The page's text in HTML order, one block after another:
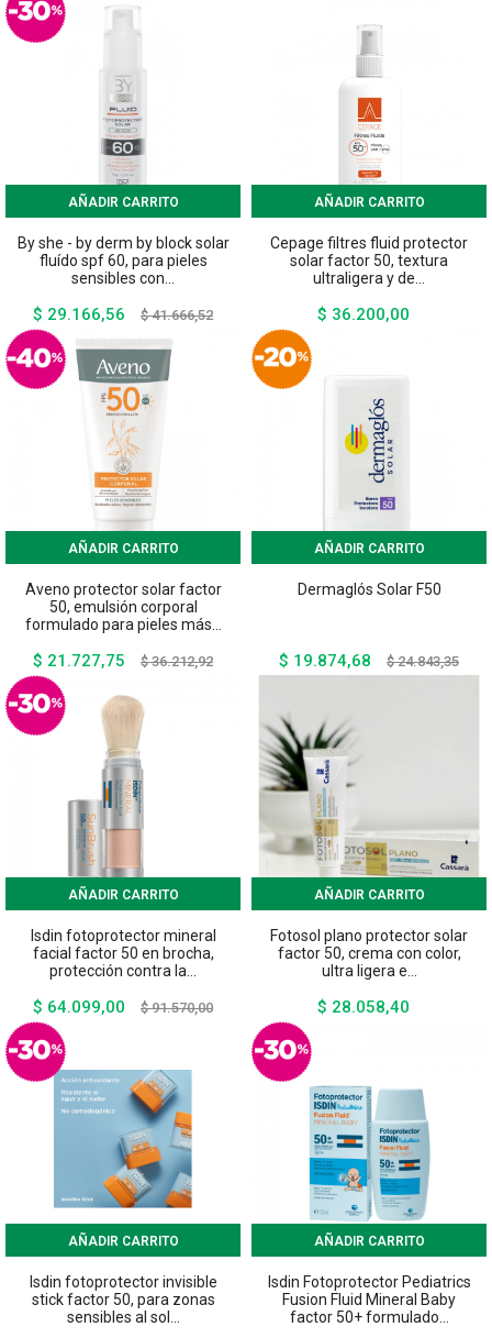
AÑADIR CARRITO
By she - by derm by block solar
fluído spf 60, para pieles
sensibles con...
$ 29.166,56
Precio
$ 41.666,52Precio
AÑADIR CARRITO
Cepage filtres fluid protector
solar factor 50, textura
ultraligera y de...
$ 36.200,00
AÑADIR CARRITO
Aveno protector solar factor
50, emulsión corporal
formulado para pieles más...
$ 21.727,75
Precio
$ 36.212,92Precio
AÑADIR CARRITO
Dermaglós Solar F50
$ 19.874,68
Precio
base
$ 24.843,35
AÑADIR CARRITO
Isdin fotoprotector mineral
facial factor 50 en brocha,
protección contra la...
$ 64.099,00
Precio
$ 91.570,00Precio
AÑADIR CARRITO
Fotosol plano protector solar
factor 50, crema con color,
ultra ligera e...
$ 28.058,40
AÑADIR CARRITO
Isdin fotoprotector invisible
stick factor 50, para zonas
sensibles al sol...
AÑADIR CARRITO
Isdin Fotoprotector Pediatrics
Fusion Fluid Mineral Baby
factor 50+ formulado...